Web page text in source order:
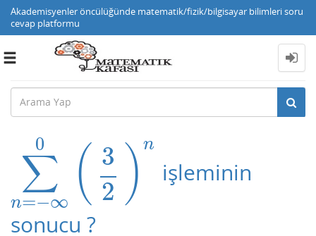
Akademisyenler öncülüğünde matematik/fizik/bilgisayar bilimleri soru
cevap platformu
Toggle
∑
n=−∞
0 ( 3
2 ) n
n= − 0 32 n
işleminin
sonucu ?